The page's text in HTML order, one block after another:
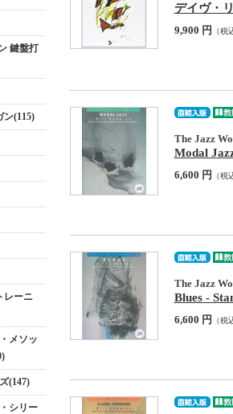
鍵盤打
ン(115)
レーニ
メソッ
(147)
シリー
デイヴ・
9,900 円 （税
The Jazz
Modal
6,600 円 （税
The Jazz
Blues -
6,600 円 （税